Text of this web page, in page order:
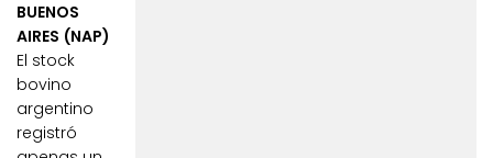
BUENOS
AIRES (NAP)
El stock
bovino
argentino
registró